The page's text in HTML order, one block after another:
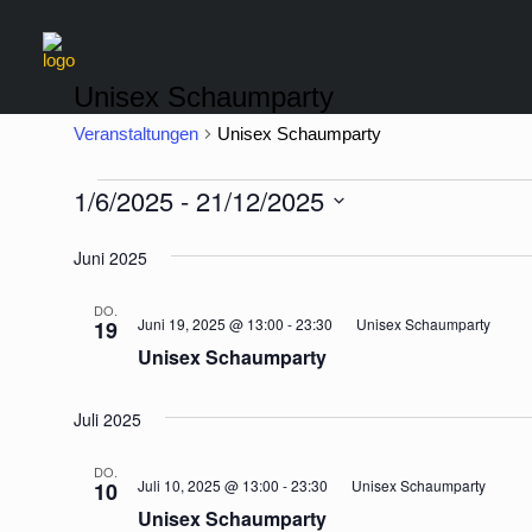
Unisex Schaumparty
Veranstaltungen Unisex Schaumparty
Veranstaltungen
1/6/2025 - 21/12/2025
wählen.
Juni 2025
DO.
19
Unisex Schaumparty
Juni 19, 2025 @ 13:00 -23:30 Unisex Schaumparty
Juli 2025
DO.
10
Unisex Schaumparty
Juli 10, 2025 @ 13:00 -23:30 Unisex Schaumparty